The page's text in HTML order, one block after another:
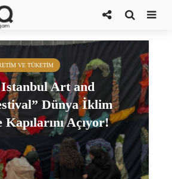
VE TÜKETIM
Art and
Dünya İklim
Kapılarını Açıyor!